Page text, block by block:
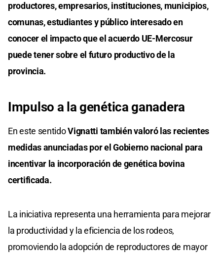
productores, empresarios, instituciones, municipios,
comunas, estudiantes y público interesado en
conocer el impacto que el acuerdo UE-Mercosur
puede tener sobre el futuro productivo de la
provincia.
Impulso a la genética ganadera
En este sentidoVignatti también valoró las recientes
medidas anunciadas por el Gobierno nacional para
incentivar la incorporación de genética bovina
certificada.
La iniciativa representa una herramienta para mejorar
la productividad y la eficiencia de los rodeos,
promoviendo la adopción de reproductores de mayor